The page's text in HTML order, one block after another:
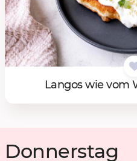
Lan­gos wie vom
Donnerstag